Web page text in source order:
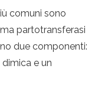
comuni sono
partotransferasi
due componenti:
e un